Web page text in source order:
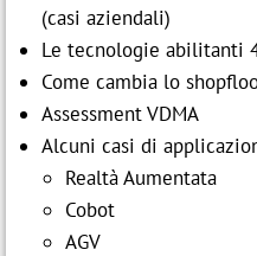
(casi aziendali)
Le tecnologie abilitanti
Come cambia lo
Assessment VDMA
Alcuni casi di
Realtà Aumentata
Cobot
AGV